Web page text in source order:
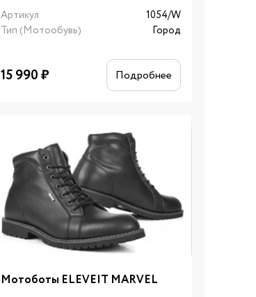
Артикул
1054/W
Тип (Мотообувь)
Город
15 990₽ Подробнее
Мотоботы ELEVEIT MARVEL